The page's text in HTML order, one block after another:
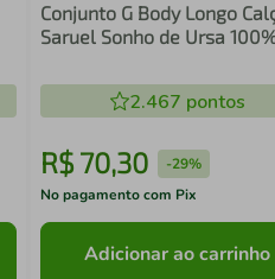
Conjunto G Body Longo
Saruel Sonho de Ursa
2.467 pontos
R$70,30 -29%
No pagamento com Pix
Adicionar ao carrinho